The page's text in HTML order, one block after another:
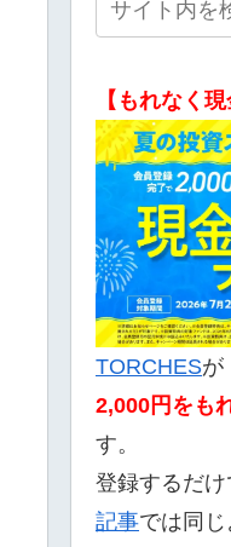
【もれなく
TORCHESが
2,000 円をも
す。
登録するだけ
記事では同